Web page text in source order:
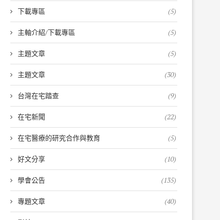
下載專區 (5)
主軸介紹/下載專區 (5)
主題文章 (5)
主題文章 (30)
台灣在宅踏查 (9)
在宅新聞 (22)
在宅醫療的研究合作與教育 (5)
好文分享 (10)
學會公告 (135)
專題文章 (40)